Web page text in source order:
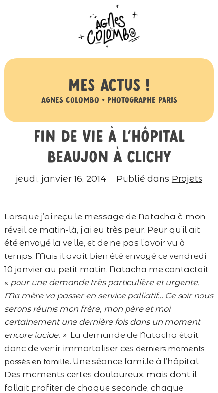
Mes actus !
Agnes Colombo • Photographe Paris
Fin de vie à l’hôpital
Beaujon à Clichy
jeudi, janvier 16, 2014 Publié dans Projets
Lorsque j’ai reçu le message de Natacha à mon
réveil ce matin-là, j’ai eu très peur. Peur qu’il ait
été envoyé la veille, et de ne pas l’avoir vu à
temps. Mais il avait bien été envoyé ce vendredi
10 janvier au petit matin. Natacha me contactait
« pour une demande très particulière et urgente.
Ma mère va passer en service palliatif… Ce soir nous
serons réunis mon frère, mon père et moi
certainement une dernière fois dans un moment
encore lucide. » La demande de Natacha était
donc de venir immortaliser ces derniers moments
passés en famille. Une séance famille à l’hôpital.
Des moments certes douloureux, mais dont il
fallait profiter de chaque seconde, chaque